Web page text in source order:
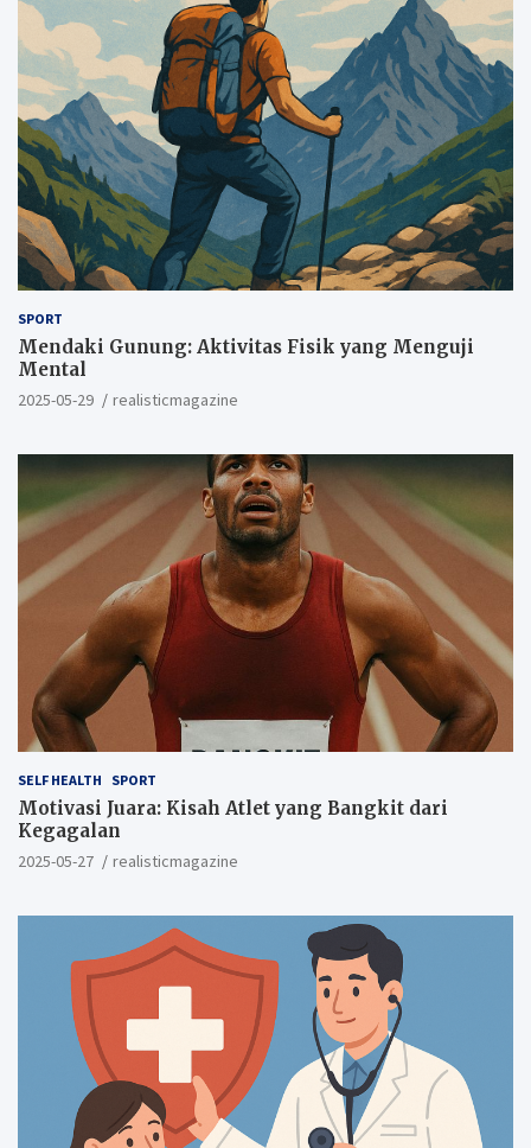
SPORT
Mendaki Gunung: Aktivitas Fisik yang Menguji
Mental
2025-05-29 realisticmagazine
SELF HEALTH SPORT
Motivasi Juara: Kisah Atlet yang Bangkit dari
Kegagalan
2025-05-27 realisticmagazine